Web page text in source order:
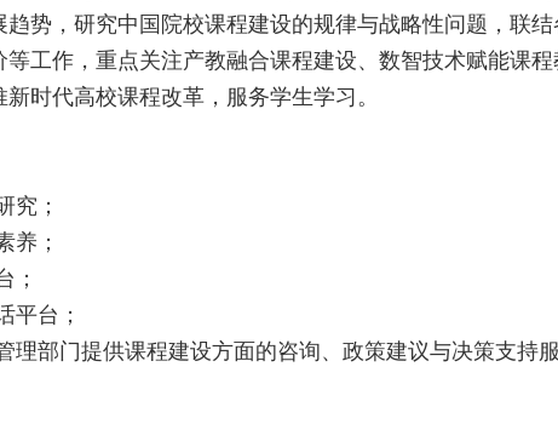
势，研究中国院校课程建设的规律与战略性问题，联
工作，重点关注产教融合课程建设、数智技术赋能课
时代高校课程改革，服务学生学习。
究；
养；
；
平台；
部门提供课程建设方面的咨询、政策建议与决策支持服